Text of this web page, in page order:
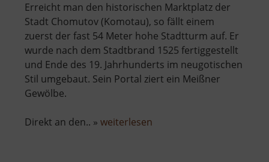
Erreicht man den historischen Marktplatz der
Stadt Chomutov (Komotau), so fällt einem
zuerst der fast 54 Meter hohe Stadtturm auf. Er
wurde nach dem Stadtbrand 1525 fertiggestellt
und Ende des 19. Jahrhunderts im neugotischen
Stil umgebaut. Sein Portal ziert ein Meißner
Gewölbe.
Direkt an den.. » weiterlesen